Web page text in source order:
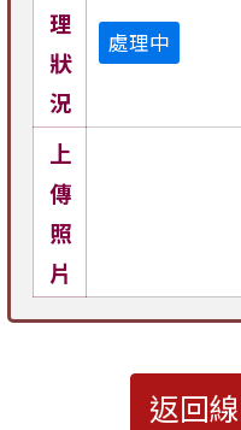
理
狀
況
處理中
上
傳
照
片
返回